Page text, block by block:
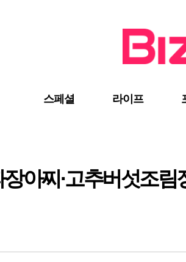
스페셜 라이프
아찌·고추버섯조림